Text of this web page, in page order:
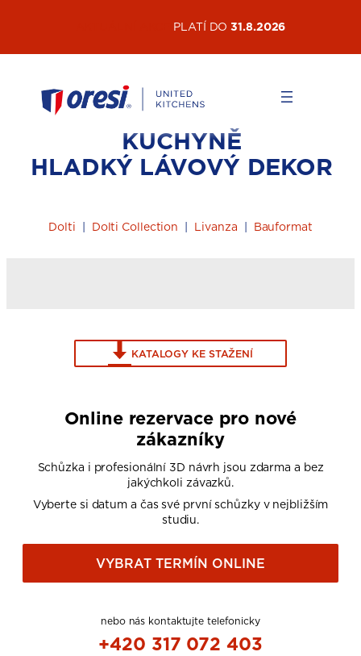
PLATÍ DO31.8.2026
KUCHYNĚ
HLADKÝ LÁVOVÝ DEKOR
Dolti | Dolti Collection | Livanza | Bauformat
KATALOGY KE STAŽENÍ
Online rezervace pro nové
zákazníky
Schůzka i profesionální 3D návrh jsou zdarma a bez
jakýchkoli závazků.
Vyberte si datum a čas své první schůzky v nejbližším
studiu.
VYBRAT TERMÍN ONLINE
nebo nás kontaktujte telefonicky
+420 317 072 403